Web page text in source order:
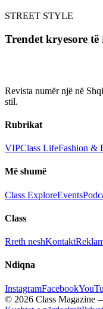
STREET STYLE
Trendet kryesore të
Revista numër një në
stil.
Rubrikat
VIPClass LifeFashion &
Më shumë
Class ExploreEvents
Class
Rreth neshKontakt
Ndiqna
InstagramFacebook
© 2026 Class Magazine